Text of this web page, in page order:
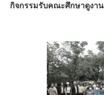
กิจกรรมรับคณะศึกษาดูงาน